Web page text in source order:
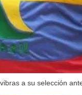
a su selección